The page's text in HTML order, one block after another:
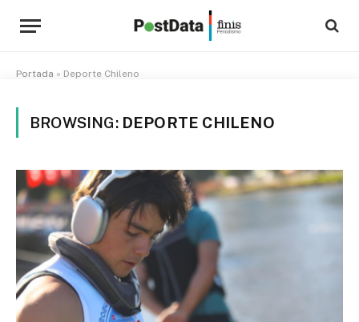
Portada » Deporte Chileno
BROWSING: DEPORTE CHILENO